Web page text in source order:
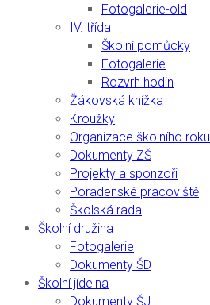
Fotogalerie-old
IV. třída
Školní pomůcky
Fotogalerie
Rozvrh hodin
Žákovská knížka
Kroužky
Organizace školního roku
Dokumenty ZŠ
Projekty a sponzoři
Poradenské pracoviště
Školská rada
Školní družina
Fotogalerie
Dokumenty ŠD
Školní jídelna
Dokumenty ŠJ